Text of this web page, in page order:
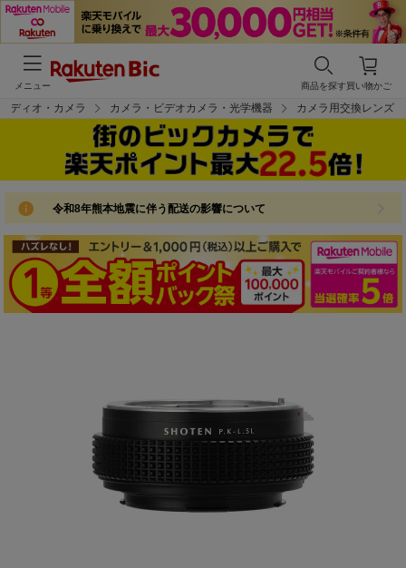
買い物かご
商品を探す
メニュー
ディオ・カメラ カメラ・ビデオカメラ・光学機器 カメラ用交換レンズ
令和8年熊本地震に伴う配送の影響について